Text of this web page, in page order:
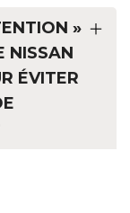
»
NISSAN
ÉVITER